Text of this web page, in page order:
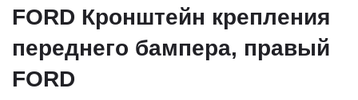
FORD Кронштейн крепления
переднего бампера, правый
FORD